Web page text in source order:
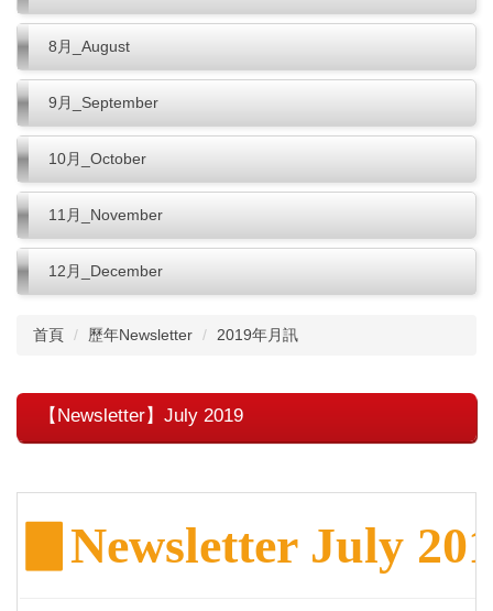
8月_August
9月_September
10月_October
11月_November
12月_December
首頁 歷年Newsletter 2019年月訊
【Newsletter】July 2019
Newsletter July